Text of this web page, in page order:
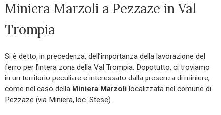
Miniera Marzoli a Pezzaze in Val
Trompia
Si è detto, in precedenza, dell’importanza della lavorazione del
ferro per l’intera zona della Val Trompia. Dopotutto, ci troviamo
in un territorio peculiare e interessato dalla presenza di miniere,
come nel caso della Miniera Marzoli localizzata nel comune di
Pezzaze (via Miniera, loc. Stese).